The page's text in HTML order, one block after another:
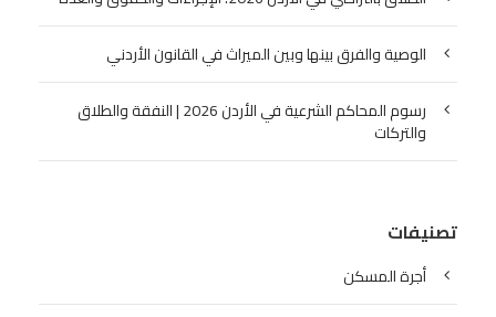
الوصية والفرق بينها وبين الميراث في القانون الأردني
رسوم المحاكم الشرعية في الأردن 2026 | النفقة والطلاق
والتركات
تصنيفات
أجرة المسكن